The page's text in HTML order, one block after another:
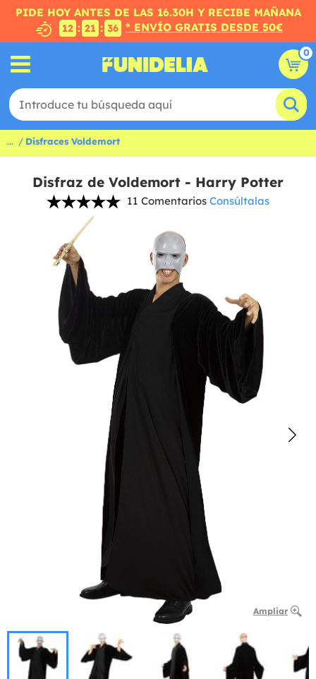
PIDE HOY ANTES DE LAS 16.30H Y RECIBE MAÑANA
12 : 21 : 36 * ENVÍO GRATIS DESDE 50€
0
... Disfraces Voldemort
Disfraz de Voldemort - Harry Potter
11 Comentarios Consúltalas
Ampliar